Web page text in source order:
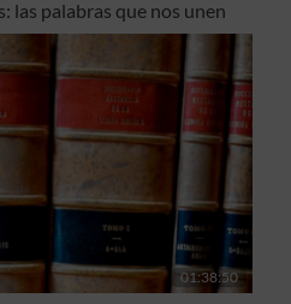
las palabras que nos unen
01:38:50